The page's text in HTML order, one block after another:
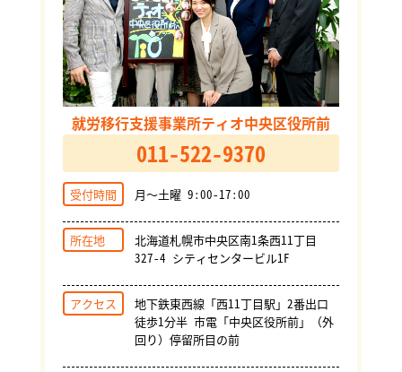
就労移行支援事業所ティオ中央区役所前
011-522-9370
受付時間 月～土曜 9:00-17:00
所在地
北海道札幌市中央区南1条西11丁目
327-4 シティセンタービル1F
アクセス
地下鉄東西線「西11丁目駅」2番出口
徒歩1分半 市電「中央区役所前」（外
回り）停留所目の前